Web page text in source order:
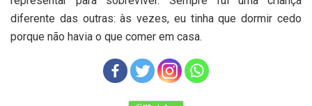
diferente das outras: às vezes, eu tinha que dormir cedo
porque não havia o que comer em casa.